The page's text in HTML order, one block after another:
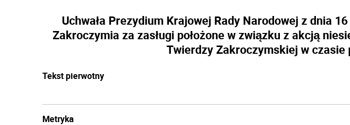
Uchwała Prezydium Krajowej Rady Narodowej z dnia
Zakroczymia za zasługi położone w związku z akcją
Twierdzy Zakroczymskiej w
Tekst pierwotny
Metryka